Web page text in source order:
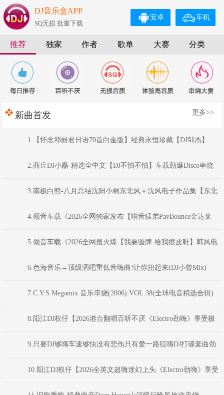
DJ音乐盒APP
SQ无损 批量下载
车机
安卓
推荐 独家 作者 歌单 大赛 分类
新曲首发 更多>>
1.【怀念邓丽君日语70首白金版】经典永恒珍藏【DJ邹杰】
2.商丘DJ小磊-精选全中文【DJ不怕不怕】车载劲爆Disco串烧
3.南极白熊-八月总结沈阳小桐东北风＋沈风电子作品集【东北
俊丫头.东北神曲.挖曲麻菜的玉芬.东北的爷们】
4.领音车载《2026全网独家发布【唞音猛弟PavBounce金达莱
花】最新反排TechHouse电音嗨曲》(Dj音少Mix)
5.领音车载《2026全网最火爆【我要验牌·给我擦皮鞋】韩风电
音派对Bounce弹跳重低音》(Dj红仔Mix)
6.色海音乐→顶级洒吧重低音嗨曲!让你扭起来(DJ小曾Mix)
7.C.Y.S.Megamix.音乐串烧(2006).VOL.38(全球电音精选合辑)
8.阳江DJ权仔【2026港台翻唱百听不厌《Electro劲嗨》享受极
限魅力车载大碟】
9.只要DJ够嗨车速够快没有悲伤只有爱一路狂嗨DJ打碟套曲劲
爆车载CD1749(横州DJ98Mix)
10.阳江DJ权仔【2026全英文超嗨迷幻上头《Electro劲嗨》享受